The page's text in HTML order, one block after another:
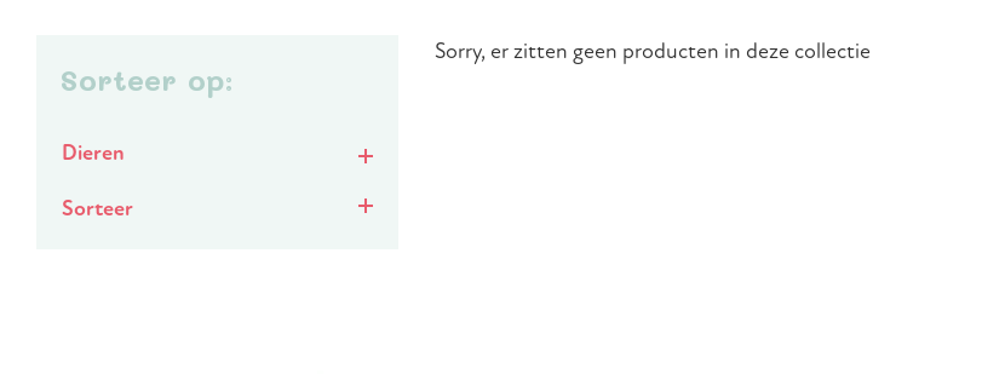
Sorteer op:
Dieren
Sorteer
Sorry, er zitten geen producten in deze collectie